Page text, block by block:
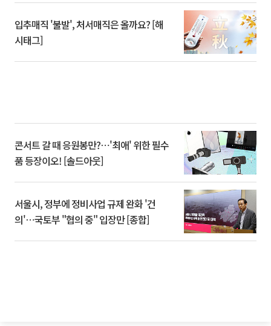
입추매직 '불발', 처서매직은 올까요? [해
시태그]
콘서트 갈 때 응원봉만?⋯'최애' 위한 필수
품 등장이오! [솔드아웃]
서울시, 정부에 정비사업 규제 완화 '건
의'⋯국토부 "협의 중" 입장만 [종합]